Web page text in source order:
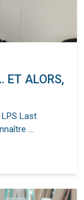
ET ALORS,
Last
…